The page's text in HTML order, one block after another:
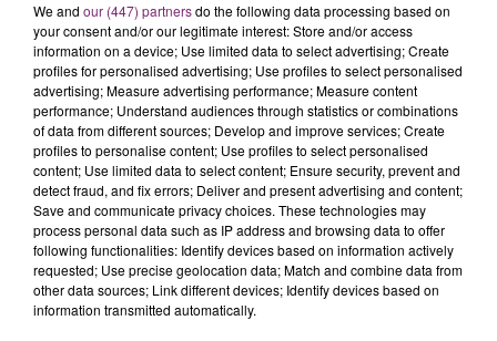
We and our (447) partnersdo the following data processing based on
your consent and/or our legitimate interest: Store and/or access
information on a device; Use limited data to select advertising; Create
profiles for personalised advertising; Use profiles to select personalised
advertising; Measure advertising performance; Measure content
performance; Understand audiences through statistics or combinations
of data from different sources; Develop and improve services; Create
profiles to personalise content; Use profiles to select personalised
content; Use limited data to select content; Ensure security, prevent and
detect fraud, and fix errors; Deliver and present advertising and content;
Save and communicate privacy choices. These technologies may
process personal data such as IP address and browsing data to offer
following functionalities: Identify devices based on information actively
requested; Use precise geolocation data; Match and combine data from
other data sources; Link different devices; Identify devices based on
information transmitted automatically.